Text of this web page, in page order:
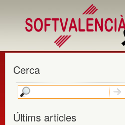
Cerca
Últims articles